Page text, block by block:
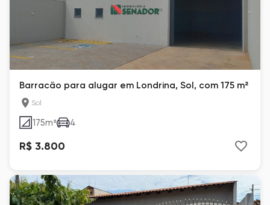
Barracão para alugar em Londrina, Sol, com 175 m²
Sol
175m² 4
R$ 3.800